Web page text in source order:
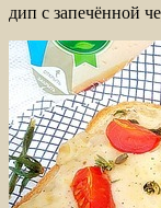
дип с запечённой